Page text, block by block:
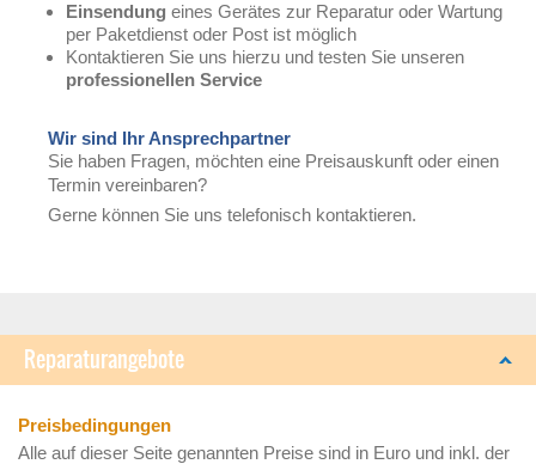
Einsendung eines Gerätes zur Reparatur oder Wartung
per Paketdienst oder Post ist möglich
Kontaktieren Sie uns hierzu und testen Sie unseren
professionellen Service
Wir sind Ihr Ansprechpartner
Sie haben Fragen, möchten eine Preisauskunft oder einen
Termin vereinbaren?
Gerne können Sie uns telefonisch kontaktieren.
Reparaturangebote
Preisbedingungen
Alle auf dieser Seite genannten Preise sind in Euro und inkl. der